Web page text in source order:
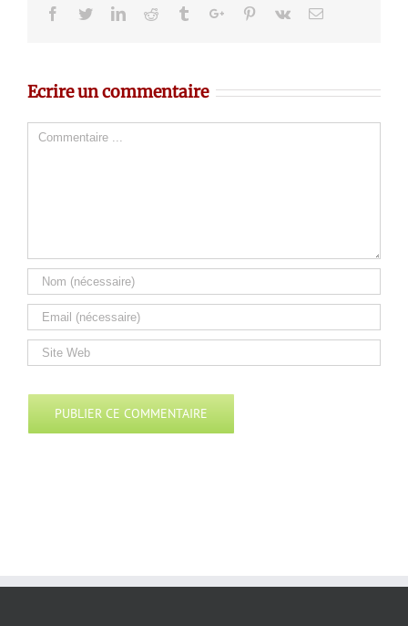
Facebook
TwitterLinkedinReddit TumblrGoogle+Pinterest
Vk Email
Ecrire un commentaire
Comment